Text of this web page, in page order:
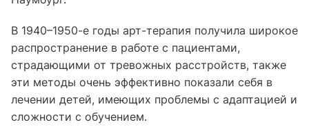
В 1940–1950-е годы арт-терапия получила широкое
распространение в работе с пациентами,
страдающими от тревожных расстройств, также
эти методы очень эффективно показали себя в
лечении детей, имеющих проблемы с адаптацией и
сложности с обучением.